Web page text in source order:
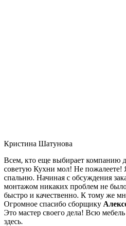
Кристина Шатунова
Всем, кто еще выбирает компанию
советую Кухни мол! Не пожалеете!
спальню. Начиная с обсуждения
монтажом никаких проблем не
быстро и качественно. К тому же
Огромное спасибо сборщику
Это мастер своего дела! Всю мебель
здесь.